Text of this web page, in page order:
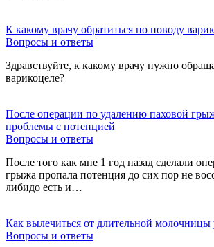
К какому врачу обратиться по поводу
Вопросы и ответы
Здравствуйте, к какому врачу нужно
варикоцеле?
После операции по удалению паховой
проблемы с потенцией
Вопросы и ответы
После того как мне 1 год назад сделали
грыжа пропала потенция до сих пор не
либидо есть и…
Как вылечиться от длительной
Вопросы и ответы